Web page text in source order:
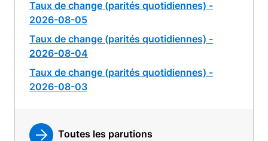
Taux de change (parités quotidiennes) -
2026-08-05
Taux de change (parités quotidiennes) -
2026-08-04
Taux de change (parités quotidiennes) -
2026-08-03
Toutes les parutions